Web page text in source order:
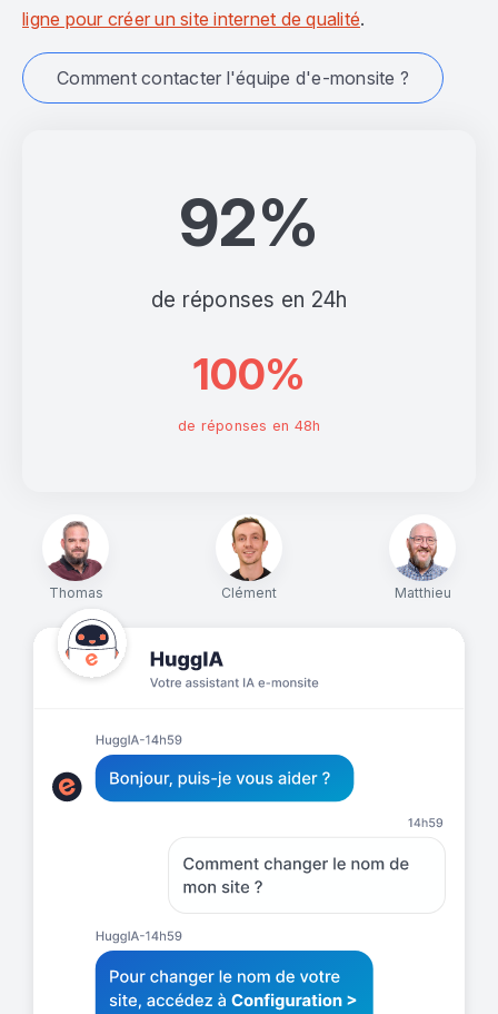
Thomas Clément Matthieu
92%
de réponses en 24h
100%
de réponses en 48h
ligne pour créer un site internet de qualité.
Comment contacter l'équipe d'e-monsite ?